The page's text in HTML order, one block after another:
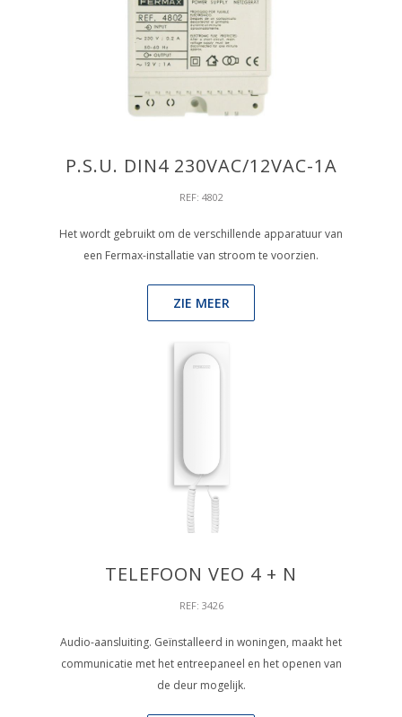
P.S.U. DIN4 230VAC/12VAC-1A
REF: 4802
Het wordt gebruikt om de verschillende apparatuur van
een Fermax-installatie van stroom te voorzien.
ZIE MEER
TELEFOON VEO 4 + N
REF: 3426
Audio-aansluiting. Geïnstalleerd in woningen, maakt het
communicatie met het entreepaneel en het openen van
de deur mogelijk.